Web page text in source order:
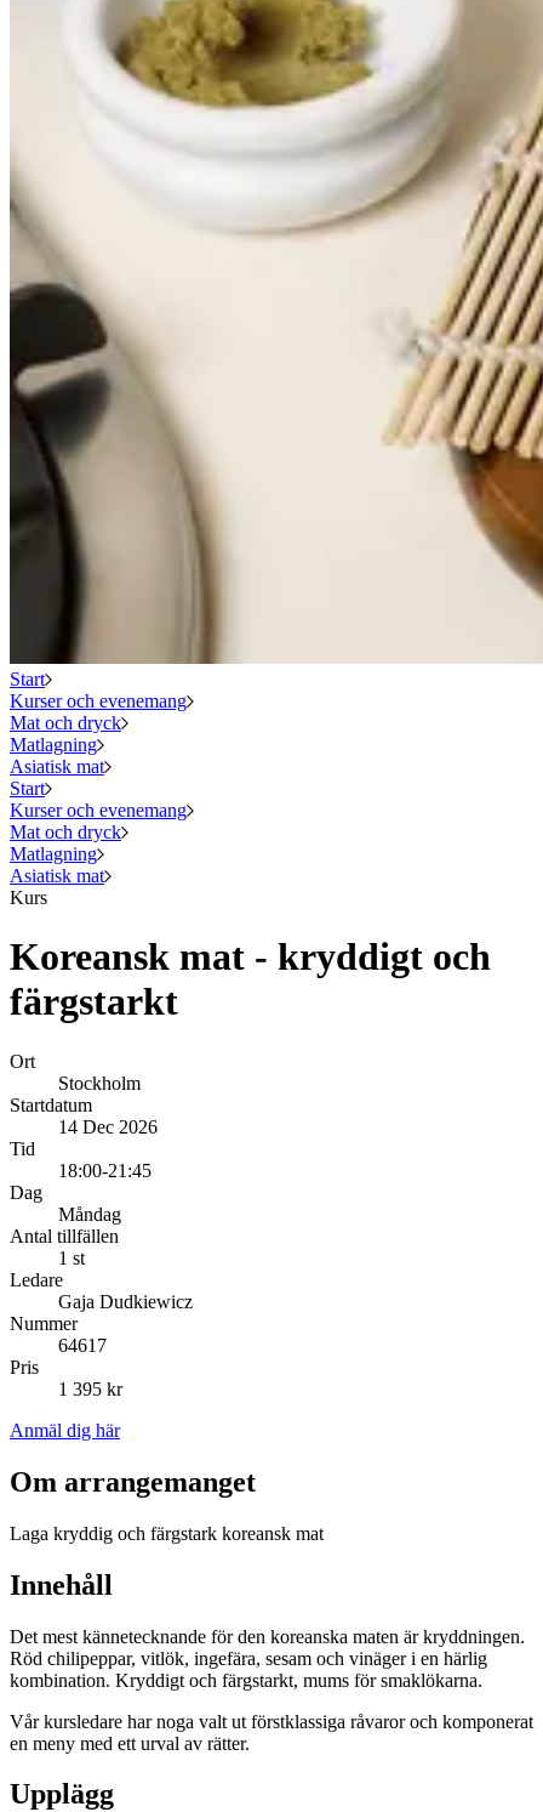
Start
Kurser och evenemang
Mat och dryck
Matlagning
Asiatisk mat
Start
Kurser och evenemang
Mat och dryck
Matlagning
Asiatisk mat
Kurs
Koreansk mat - kryddigt och
färgstarkt
Ort
Stockholm
Startdatum
14 Dec 2026
Tid
18:00-21:45
Dag
Måndag
Antal tillfällen
1 st
Ledare
Gaja Dudkiewicz
Nummer
64617
Pris
1 395 kr
Anmäl dig här
Om arrangemanget
Laga kryddig och färgstark koreansk mat
Innehåll
Det mest kännetecknande för den koreanska maten är kryddningen.
Röd chilipeppar, vitlök, ingefära, sesam och vinäger i en härlig
kombination. Kryddigt och färgstarkt, mums för smaklökarna.
Vår kursledare har noga valt ut förstklassiga råvaror och komponerat
en meny med ett urval av rätter.
Upplägg